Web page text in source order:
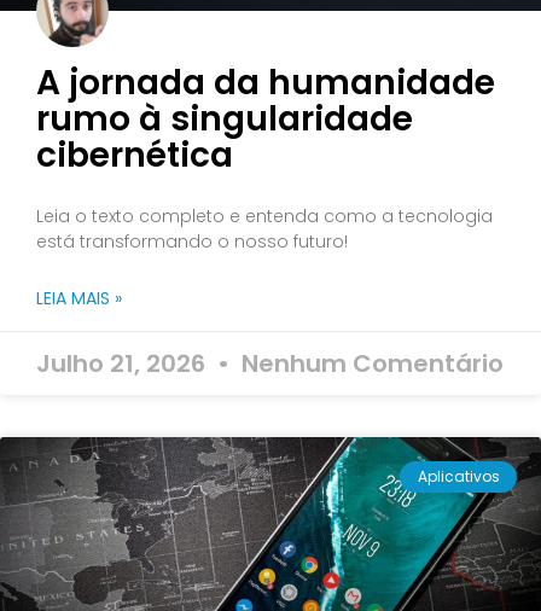
A jornada da humanidade
rumo à singularidade
cibernética
Leia o texto completo e entenda como a tecnologia
está transformando o nosso futuro!
LEIA MAIS »
Julho 21, 2026 Nenhum Comentário
Aplicativos